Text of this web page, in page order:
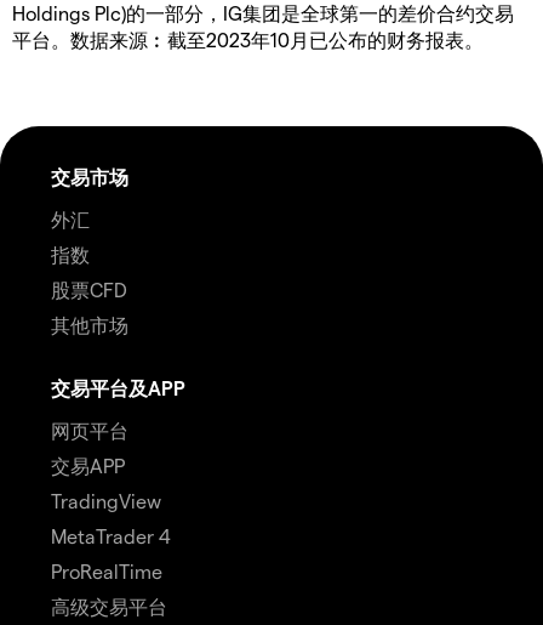
Holdings Plc)的一部分，IG集团是全球第一的差价合约交易
平台。数据来源︰截至2023年10月已公布的财务报表。
交易市场
外汇
指数
股票CFD
其他市场
交易平台及APP
网页平台
交易APP
TradingView
MetaTrader 4
ProRealTime
高级交易平台